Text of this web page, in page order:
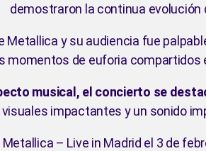
demostraron la continua evolución
Metallica y su audiencia fue
momentos de euforia compartidos
musical, el concierto se
visuales impactantes y un sonido
– Live in Madrid el 3 de